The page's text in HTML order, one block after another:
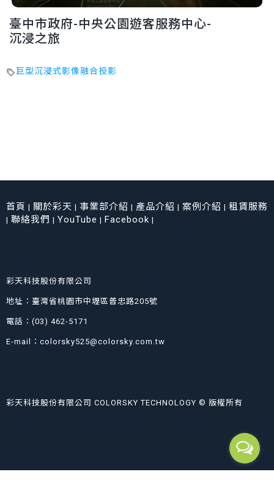
臺中市政府-中央公園遊客服務中心-
沉浸之旅
巨型沉浸式影像融合投影
首頁 | 關於彩天 | 事業部介紹 | 產品介紹 | 案例介紹 | 租賃服務
| 聯絡我們 | YouTube | Facebook |
彩天科技股份有限公司
地址：臺灣省桃園市中壢區普忠路205號
電話：(03) 462-5171
E-mail：colorsky525@colorsky.com.tw
彩天科技股份有限公司 COLORSKY TECHNOLOGY © 版權所有